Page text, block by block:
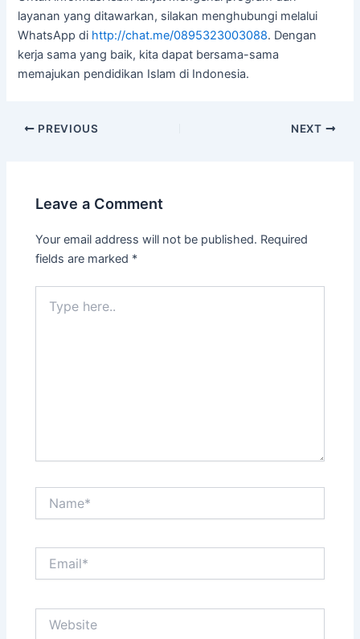
layanan yang ditawarkan, silakan menghubungi melalui
WhatsApp di http://chat.me/0895323003088. Dengan
kerja sama yang baik, kita dapat bersama-sama
memajukan pendidikan Islam di Indonesia.
PREVIOUS NEXT
Leave a Comment
Your email address will not be published. Required
fields are marked *
here..